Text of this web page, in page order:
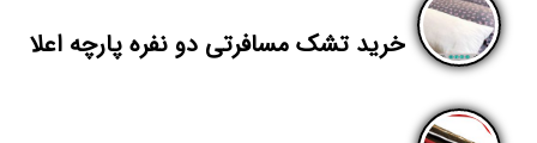
خرید تشک مسافرتی دو نفره پارچه اعلا